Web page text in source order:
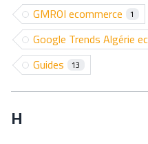
GMROI ecommerce 1
Google Trends Algérie
Guides 13
H